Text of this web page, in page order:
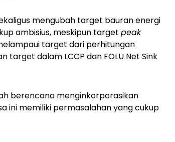
mengubah target bauran energi
ambisius, meskipun target peak
target dari perhitungan
target dalam LCCP dan FOLU Net Sink
berencana menginkorporasikan
ini memiliki permasalahan yang cukup